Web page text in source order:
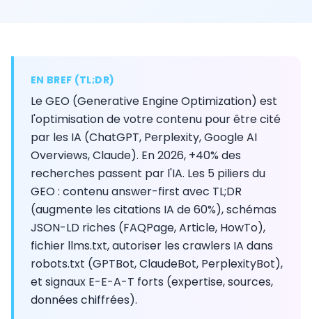
EN BREF (TL;DR)
Le GEO (Generative Engine Optimization) est
l'optimisation de votre contenu pour être cité
par les IA (ChatGPT, Perplexity, Google AI
Overviews, Claude). En 2026, +40% des
recherches passent par l'IA. Les 5 piliers du
GEO : contenu answer-first avec TL;DR
(augmente les citations IA de 60%), schémas
JSON-LD riches (FAQPage, Article, HowTo),
fichier llms.txt, autoriser les crawlers IA dans
robots.txt (GPTBot, ClaudeBot, PerplexityBot),
et signaux E-E-A-T forts (expertise, sources,
données chiffrées).